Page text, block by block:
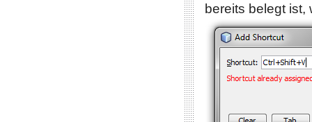
bereits belegt ist,